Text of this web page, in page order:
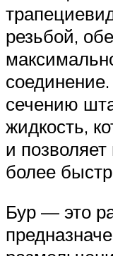
резьбой,
сечению
жидкость,
и
более
Бур — это